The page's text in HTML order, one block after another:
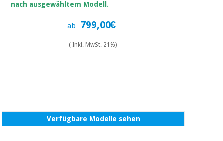
nach ausgewähltem Modell.
ab 799,00€
( Inkl. MwSt. 21%)
Verfügbare Modelle sehen